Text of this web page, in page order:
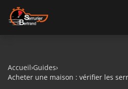
Aller au contenu
Accueil›Guides›
Acheter une maison : vérifier les